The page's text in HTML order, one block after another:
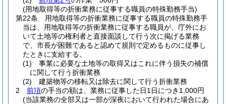
(用地取得等の折衝業務に従事する職員の特殊勤務手当)
第22条
用地取得等の折衝業務に従事する職員の特殊勤務手
当は、用地取得等の折衝業務に従事する職員が、庁外にお
いて土地等の権利者と直接面談して行う次に掲げる業務
で、市長が困難であると認めて規則で定めるものに従事し
たときに支給する。
(1)
事業に必要な土地等の取得又はこれに伴う損失の補償
に関して行う折衝業務
(2)
建築物等の移転又は除去に関して行う折衝業務
2
前項の手当の額は、業務に従事した日1日につき1,000円
(当該業務の全部又は一部が深夜において行われた場合にあ